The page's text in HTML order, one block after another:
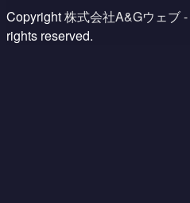
Copyright株式会社A&Gウェブ -
rights reserved.